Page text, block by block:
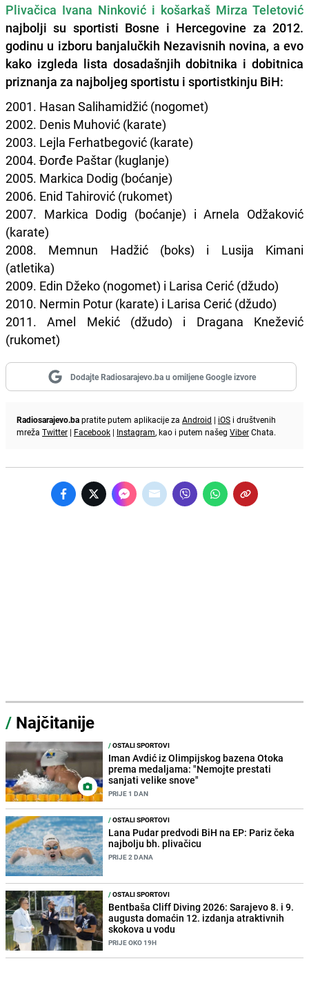
Plivačica Ivana Ninković i košarkaš Mirza Teletović
najbolji su sportisti Bosne i Hercegovine za 2012.
godinu u izboru banjalučkih Nezavisnih novina, a evo
kako izgleda lista dosadašnjih dobitnika i dobitnica
priznanja za najboljeg sportistu i sportistkinju BiH:
2001. Hasan Salihamidžić (nogomet)
2002. Denis Muhović (karate)
2003. Lejla Ferhatbegović (karate)
2004. Đorđe Paštar (kuglanje)
2005. Markica Dodig (boćanje)
2006. Enid Tahirović (rukomet)
2007. Markica Dodig (boćanje) i Arnela Odžaković
(karate)
2008. Memnun Hadžić (boks) i Lusija Kimani
(atletika)
2009. Edin Džeko (nogomet) i Larisa Cerić (džudo)
2010. Nermin Potur (karate) i Larisa Cerić (džudo)
2011. Amel Mekić (džudo) i Dragana Knežević
(rukomet)
Dodajte Radiosarajevo.ba u omiljene Google izvore
Radiosarajevo.bapratite putem aplikacije za Android | iOS i društvenih
mreža Twitter | Facebook | Instagram, kao i putem našeg ViberChata.
/ Najčitanije
/OSTALI SPORTOVI
Iman Avdić iz Olimpijskog bazena Otoka
prema medaljama: "Nemojte prestati
sanjati velike snove"
PRIJE 1 DAN
/OSTALI SPORTOVI
Lana Pudar predvodi BiH na EP: Pariz čeka
najbolju bh. plivačicu
PRIJE 2 DANA
/OSTALI SPORTOVI
Bentbaša Cliff Diving 2026: Sarajevo 8. i 9.
augusta domaćin 12. izdanja atraktivnih
skokova u vodu
PRIJE OKO 19H